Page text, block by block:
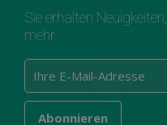
Sie erhalten
mehr.